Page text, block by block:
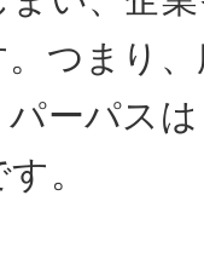
つまり
ーパス
。